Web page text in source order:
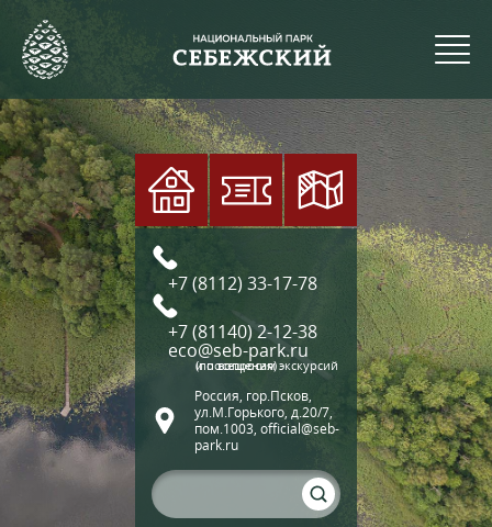
+7 (8112) 33-17-78
+7 (81140) 2-12-38
eco@seb-park.ru
(по вопросам экскурсий и посещения)
Россия, гор.Псков,
ул.М.Горького, д.20/7,
пом.1003, official@seb-
park.ru